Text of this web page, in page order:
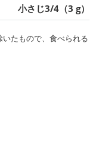
小さじ3/4（3 g）
たもので、食べられる